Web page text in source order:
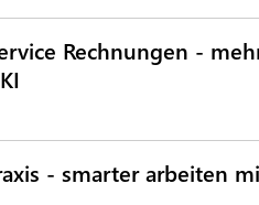
Rechnungen -
- smarter arbeiten